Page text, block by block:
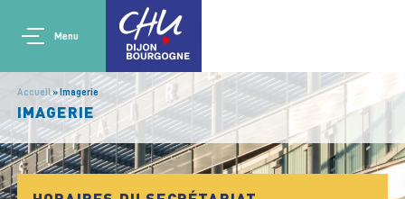
Aller au contenu principal
Main navigation
Menu
Accueil Imagerie
IMAGERIE
Panneau de gestion des cookies